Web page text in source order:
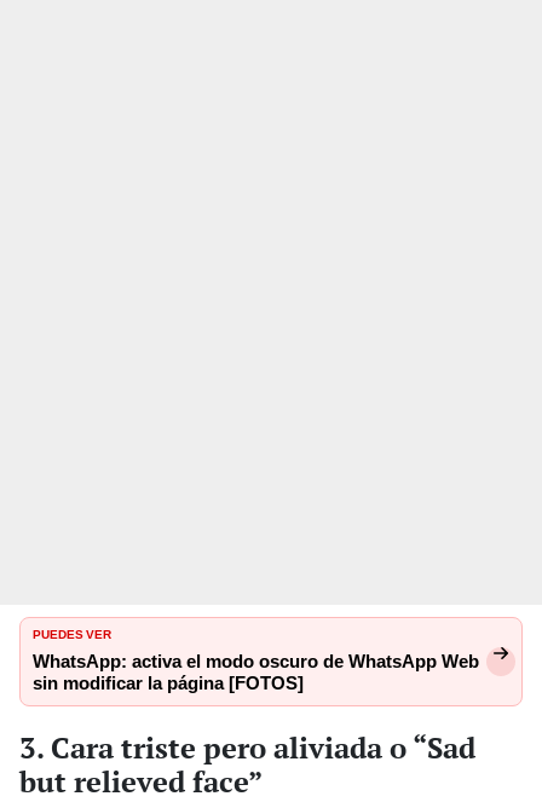
PUEDES VER
WhatsApp: activa el modo oscuro de WhatsApp Web
sin modificar la página [FOTOS]
3. Cara triste pero aliviada o “Sad
but relieved face”